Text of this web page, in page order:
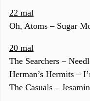
22 mal
Oh, Atoms – Sugar
20 mal
The Searchers –
Herman’s Hermits –
The Casuals –